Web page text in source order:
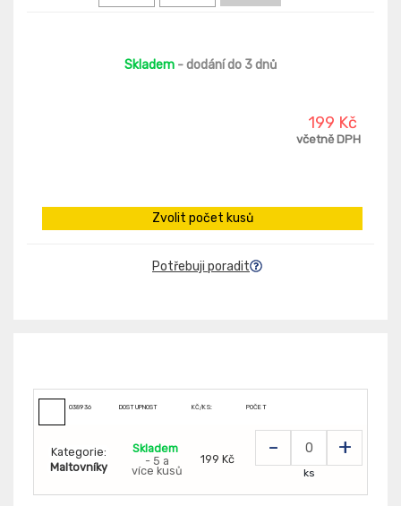
Skladem - dodání do 3 dnů
199 Kč
včetně DPH
Zvolit počet kusů
Potřebuji poradit
038936 DOSTUPNOST KČ/KS: POČET
Kategorie:
Maltovníky
Skladem
- 5 a
více kusů
199 Kč - +
ks